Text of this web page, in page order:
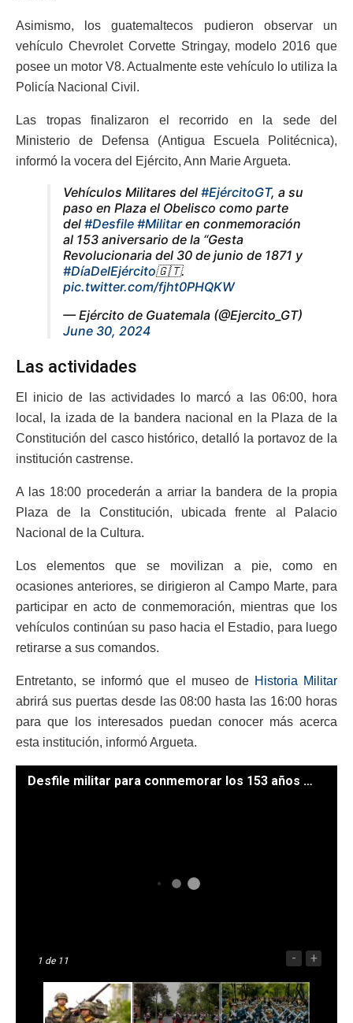
Asimismo, los guatemaltecos pudieron observar un
vehículo Chevrolet Corvette Stringay, modelo 2016 que
posee un motor V8. Actualmente este vehículo lo utiliza la
Policía Nacional Civil.
Las tropas finalizaron el recorrido en la sede del
Ministerio de Defensa (Antigua Escuela Politécnica),
informó la vocera del Ejército, Ann Marie Argueta.
Vehículos Militares del #EjércitoGT, a su
paso en Plaza el Obelisco como parte
del #Desfile #Militaren conmemoración
al 153 aniversario de la “Gesta
Revolucionaria del 30 de junio de 1871 y
#DíaDelEjército🇬🇹.
pic.twitter.com/fjht0PHQKW
— Ejército de Guatemala (@Ejercito_GT)
June 30, 2024
Las actividades
El inicio de las actividades lo marcó a las 06:00, hora
local, la izada de la bandera nacional en la Plaza de la
Constitución del casco histórico, detalló la portavoz de la
institución castrense.
A las 18:00 procederán a arriar la bandera de la propia
Plaza de la Constitución, ubicada frente al Palacio
Nacional de la Cultura.
Los elementos que se movilizan a pie, como en
ocasiones anteriores, se dirigieron al Campo Marte, para
participar en acto de conmemoración, mientras que los
vehículos continúan su paso hacia el Estadio, para luego
retirarse a sus comandos.
Entretanto, se informó que el museo de Historia Militar
abrirá sus puertas desde las 08:00 hasta las 16:00 horas
para que los interesados puedan conocer más acerca
esta institución, informó Argueta.
Desfile militar para conmemorar los 153 años del Ejército de Guatemala. / Foto: Gobierno de Guatemala y Ejército de Guatemala.
1 de 11 - +